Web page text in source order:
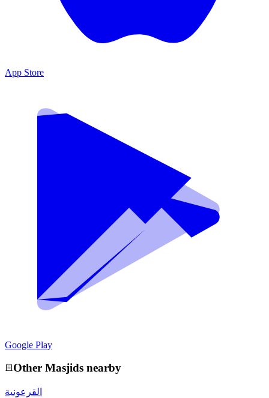
App Store
Google Play
Other Masjids nearby
القرعونية